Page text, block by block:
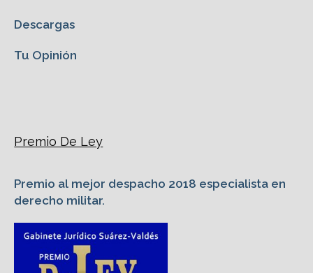
Descargas
Tu Opinión
Premio De Ley
Premio al mejor despacho 2018 especialista en
derecho militar.